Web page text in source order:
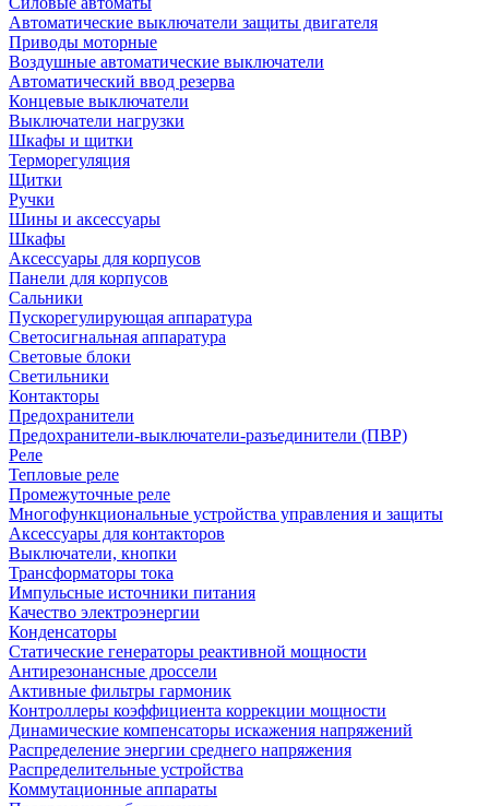
Автоматические выключатели защиты двигателя
Приводы моторные
Воздушные автоматические выключатели
Автоматический ввод резерва
Концевые выключатели
Выключатели нагрузки
Шкафы и щитки
Терморегуляция
Щитки
Ручки
Шины и аксессуары
Шкафы
Аксессуары для корпусов
Панели для корпусов
Сальники
Пускорегулирующая аппаратура
Светосигнальная аппаратура
Световые блоки
Светильники
Контакторы
Предохранители
Предохранители-выключатели-разъединители (ПВР)
Реле
Тепловые реле
Промежуточные реле
Многофункциональные устройства управления и защиты
Аксессуары для контакторов
Выключатели, кнопки
Трансформаторы тока
Импульсные источники питания
Качество электроэнергии
Конденсаторы
Статические генераторы реактивной мощности
Антирезонансные дроссели
Активные фильтры гармоник
Контроллеры коэффициента коррекции мощности
Динамические компенсаторы искажения напряжений
Распределение энергии среднего напряжения
Распределительные устройства
Коммутационные аппараты